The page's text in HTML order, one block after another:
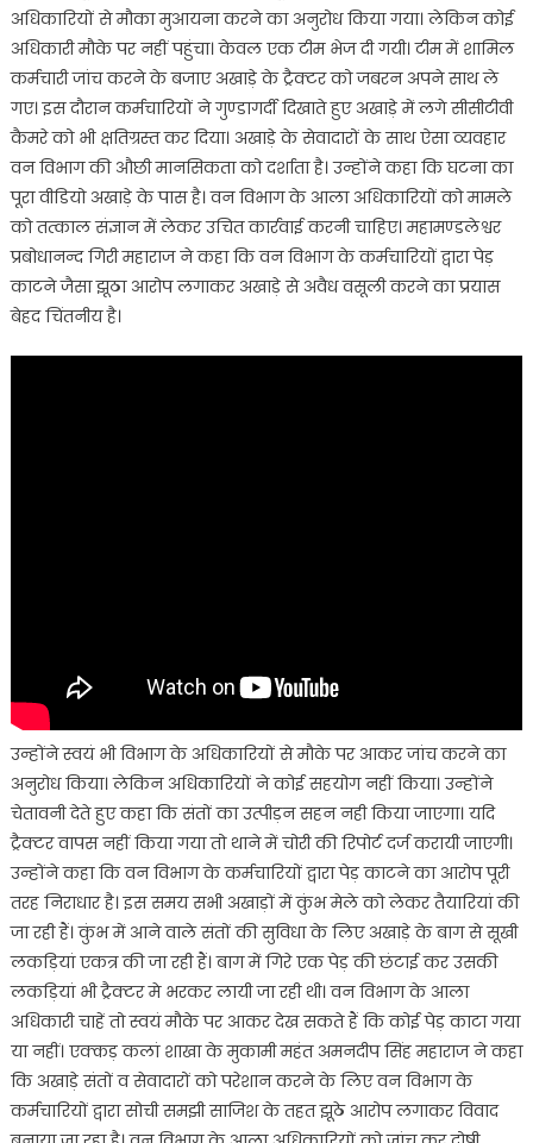
अधिकारियों से मौका मुआयना करने का अनुरोध किया गया। लेकिन कोई
अधिकारी मौके पर नहीं पहुंचा। केवल एक टीम भेज दी गयी। टीम में शामिल
कर्मचारी जांच करने के बजाए अखाड़े के ट्रैक्टर को जबरन अपने साथ ले
गए। इस दौरान कर्मचारियों ने गुण्डागर्दी दिखाते हुए अखाड़े में लगे सीसीटीवी
कैमरे को भी क्षतिग्रस्त कर दिया। अखाड़े के सेवादारों के साथ ऐसा व्यवहार
वन विभाग की औछी मानसिकता को दर्शाता है। उन्होंने कहा कि घटना का
पूरा वीडियो अखाड़े के पास है। वन विभाग के आला अधिकारियों को मामले
को तत्काल संज्ञान में लेकर उचित कार्रवाई करनी चाहिए। महामण्डलेश्वर
प्रबोधानन्द गिरी महाराज ने कहा कि वन विभाग के कर्मचारियों द्वारा पेड़
काटने जैसा झूठा आरोप लगाकर अखाड़े से अवैध वसूली करने का प्रयास
बेहद चिंतनीय है।
उन्होंने स्वयं भी विभाग के अधिकारियों से मौके पर आकर जांच करने का
अनुरोध किया। लेकिन अधिकारियों ने कोई सहयोग नहीं किया। उन्होंने
चेतावनी देते हुए कहा कि संतों का उत्पीड़न सहन नही किया जाएगा। यदि
ट्रैक्टर वापस नहीं किया गया तो थाने में चोरी की रिपोर्ट दर्ज करायी जाएगी।
उन्होंने कहा कि वन विभाग के कर्मचारियों द्वारा पेड़ काटने का आरोप पूरी
तरह निराधार है। इस समय सभी अखाड़ों में कुंभ मेले को लेकर तैयारियां की
जा रही हैं। कुंभ में आने वाले संतों की सुविधा के लिए अखाड़े के बाग से सूखी
लकड़ियां एकत्र की जा रही हैं। बाग में गिरे एक पेड़ की छंटाई कर उसकी
लकड़ियां भी ट्रैक्टर मे भरकर लायी जा रही थी। वन विभाग के आला
अधिकारी चाहें तो स्वयं मौके पर आकर देख सकते हैं कि कोई पेड़ काटा गया
या नहीं। एक्कड़ कलां शाखा के मुकामी महंत अमनदीप सिंह महाराज ने कहा
कि अखाड़े संतों व सेवादारों को परेशान करने के लिए वन विभाग के
कर्मचारियों द्वारा सोची समझी साजिश के तहत झूठे आरोप लगाकर विवाद